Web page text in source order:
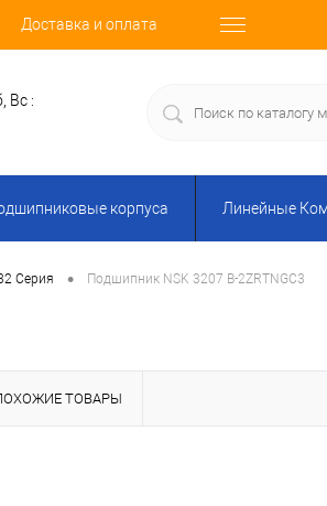
Доставка и оплата
Вс :
корпуса Линейные
Серия • Подшипник NSK 3207 B-2ZRTNGC3
ТОВАРЫ